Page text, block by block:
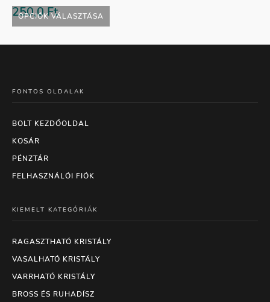
OPCIÓK VÁLASZTÁSA
250,0Ft
FONTOS OLDALAK
BOLT KEZDŐOLDAL
KOSÁR
PÉNZTÁR
FELHASZNÁLÓI FIÓK
KIEMELT KATEGÓRIÁK
RAGASZTHATÓ KRISTÁLY
VASALHATÓ KRISTÁLY
VARRHATÓ KRISTÁLY
BROSS ÉS RUHADÍSZ